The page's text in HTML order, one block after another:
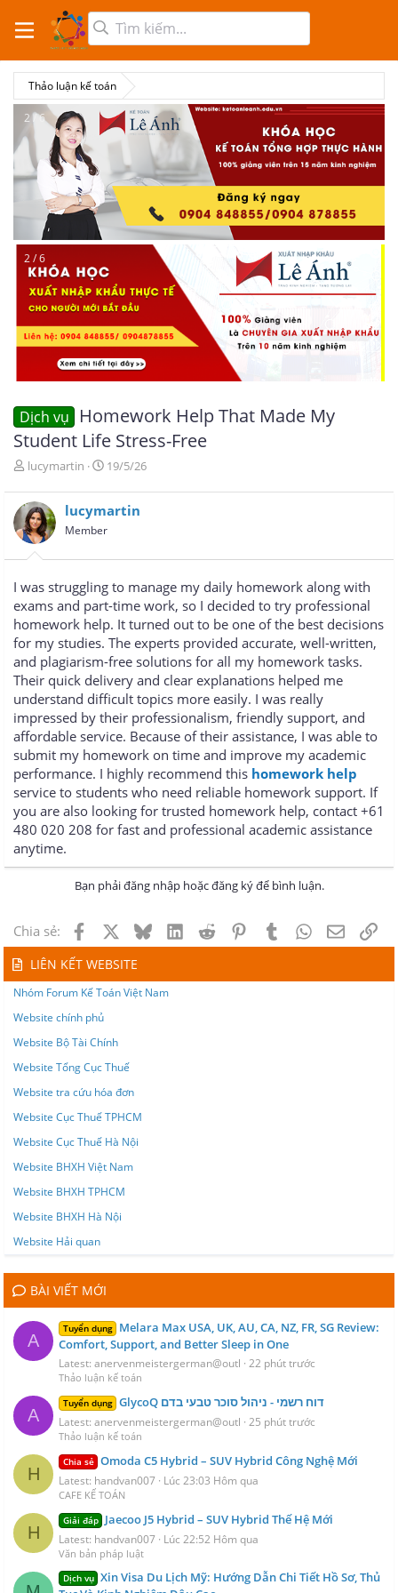
Thảo luận kế toán
2 / 6
2 / 6
Dịch vụ
Homework Help That Made My
Student Life Stress-Free
T
r
e
a
d
s
a
r
t
e
r
lucymartin
N
à
y
g
i
19/5/26
lucymartin
Member
I was struggling to manage my daily homework along with
exams and part-time work, so I decided to try professional
homework help. It turned out to be one of the best decisions
for my studies. The experts provided accurate, well-written,
and plagiarism-free solutions for all my homework tasks.
Their quick delivery and clear explanations helped me
understand difficult topics more easily. I was really
impressed by their professionalism, friendly support, and
affordable service. Because of their assistance, I was able to
submit my homework on time and improve my academic
performance. I highly recommend this homework help
service to students who need reliable homework support. If
you are also looking for trusted homework help, contact +61
480 020 208 for fast and professional academic assistance
anytime.
Bạn phải đăng nhập hoặc đăng ký để bình luận.
Chia sẻ: Facebook BlueskyLinkedInReddit PinterestTumblrWhatsApp
Email
LIÊN KẾT WEBSITE
Nhóm Forum Kế Toán Việt Nam
Website chính phủ
Website Bộ Tài Chính
Website Tổng Cục Thuế
Website tra cứu hóa đơn
Website Cục Thuế TPHCM
Website Cục Thuế Hà Nội
Website BHXH Việt Nam
Website BHXH TPHCM
Website BHXH Hà Nội
Website Hải quan
BÀI VIẾT MỚI
A
Tuyển dụng Melara Max USA, UK, AU, CA, NZ, FR, SG Review:
Comfort, Support, and Better Sleep in One
Latest: anervenmeistergerman@outl 22 phút trước
Thảo luận kế toán
A
Tuyển dụng GlycoQ דוח רשמי - ניהול סוכר טבעי בדם
Latest: anervenmeistergerman@outl 25 phút trước
Thảo luận kế toán
H
Chia sẻ Omoda C5 Hybrid – SUV Hybrid Công Nghệ Mới
Latest: handvan007 Lúc 23:03 Hôm qua
CAFE KẾ TOÁN
H
Giải đáp Jaecoo J5 Hybrid – SUV Hybrid Thế Hệ Mới
Latest: handvan007 Lúc 22:52 Hôm qua
Văn bản pháp luật
Dịch vụ Xin Visa Du Lịch Mỹ: Hướng Dẫn Chi Tiết Hồ Sơ, Thủ